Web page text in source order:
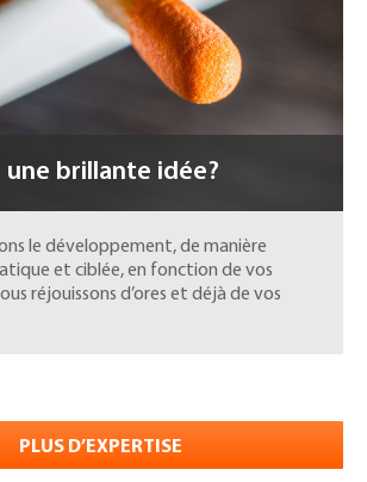
une brillante idée?
le développement, de manière
et ciblée, en fonction de vos
réjouissons d’ores et déjà de vos
PLUS D’EXPERTISE